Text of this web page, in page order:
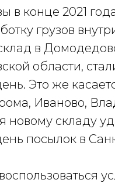
в конце 2021
грузов
в
области,
Это же
Иваново,
новому складу
посылок в